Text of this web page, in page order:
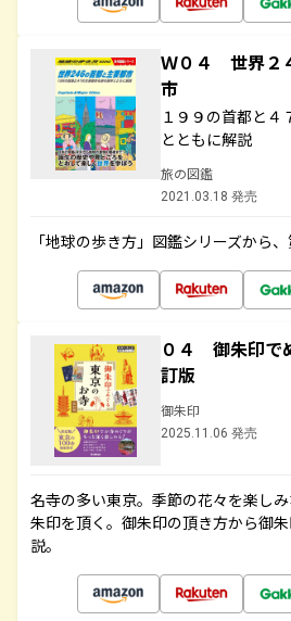
Ｗ０４ 世界２
市
１９９の首都と４
とともに解説
旅の図鑑
2021.03.18 発売
「地球の歩き方」図鑑シリーズから
０４ 御朱印で
訂版
御朱印
2025.11.06 発売
名寺の多い東京。季節の花々を楽し
朱印を頂く。御朱印の頂き方から御
説。